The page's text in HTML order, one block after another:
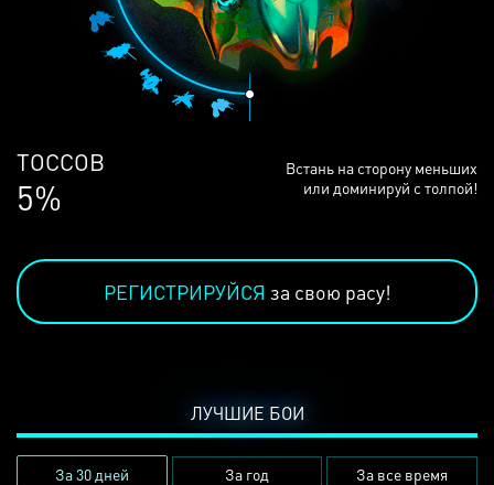
ЛЮДЕЙ
68%
Встань на сторону меньших
или доминируй с толпой!
РЕГИСТРИРУЙСЯ за свою расу!
ЛУЧШИЕ БОИ
За 30 дней За год За все время